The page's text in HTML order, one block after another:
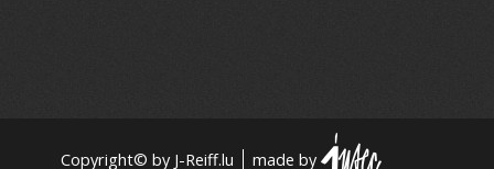
Copyright© by J-Reiff.lu made by